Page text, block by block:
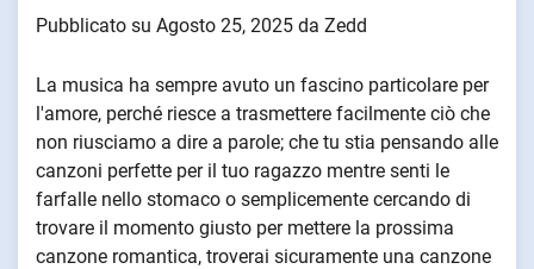
Pubblicato su Agosto 25, 2025 da Zedd
La musica ha sempre avuto un fascino particolare per
l'amore, perché riesce a trasmettere facilmente ciò che
non riusciamo a dire a parole; che tu stia pensando alle
canzoni perfette per il tuo ragazzo mentre senti le
farfalle nello stomaco o semplicemente cercando di
trovare il momento giusto per mettere la prossima
canzone romantica, troverai sicuramente una canzone